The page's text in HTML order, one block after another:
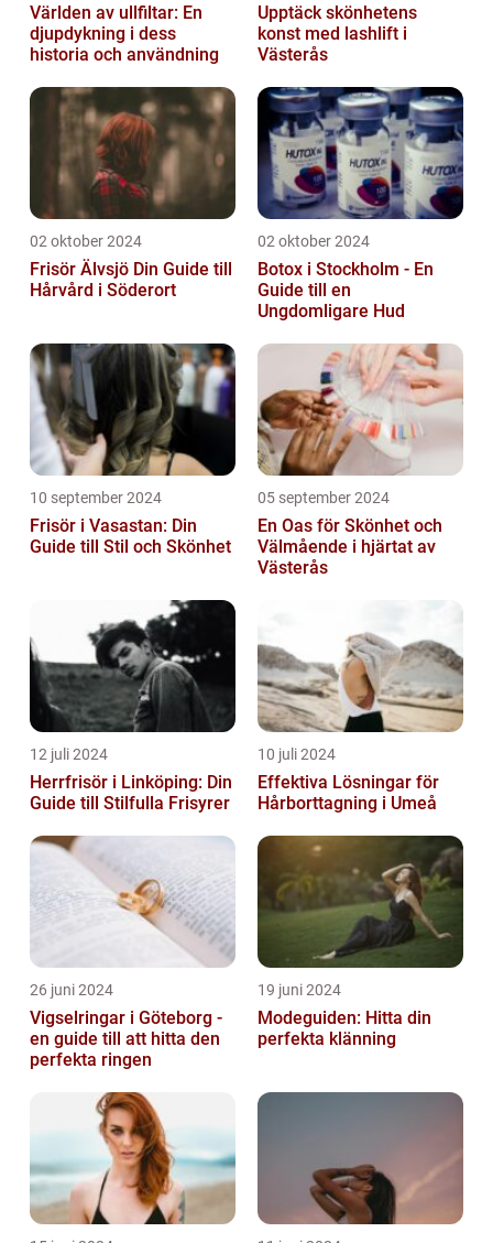
Världen av ullfiltar: En
djupdykning i dess
historia och användning
Upptäck skönhetens
konst med lashlift i
Västerås
02 oktober 2024
Frisör Älvsjö Din Guide till
Hårvård i Söderort
02 oktober 2024
Botox i Stockholm - En
Guide till en
Ungdomligare Hud
10 september 2024
Frisör i Vasastan: Din
Guide till Stil och Skönhet
05 september 2024
En Oas för Skönhet och
Välmående i hjärtat av
Västerås
12 juli 2024
Herrfrisör i Linköping: Din
Guide till Stilfulla Frisyrer
10 juli 2024
Effektiva Lösningar för
Hårborttagning i Umeå
26 juni 2024
Vigselringar i Göteborg -
en guide till att hitta den
perfekta ringen
19 juni 2024
Modeguiden: Hitta din
perfekta klänning